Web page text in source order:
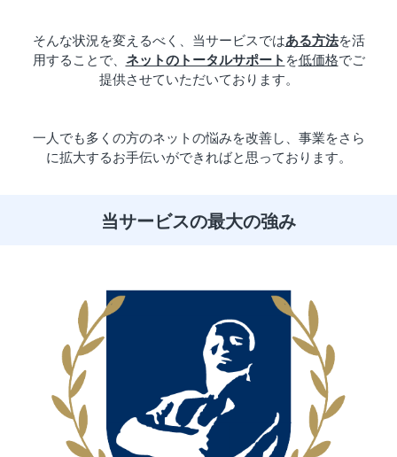
そんな状況を変えるべく、当サービスではある方法を活
用することで、 ネットのトータルサポート を低価格でご
提供させていただいております。
一人でも多くの方のネットの悩みを改善し、事業をさら
に拡大するお手伝いができればと思っております。
当サービスの最大の強み